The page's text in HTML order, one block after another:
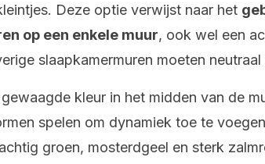
Deze optie verwijst naar het
op een enkele muur, ook wel een
slaapkamermuren moeten
kleur in het midden van de
spelen om dynamiek toe te
groen, mosterdgeel en sterk